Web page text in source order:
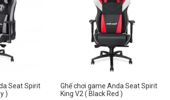
Seat Spirit
)
Ghế chơi game Anda Seat Spirit
King V2 ( Black Red )